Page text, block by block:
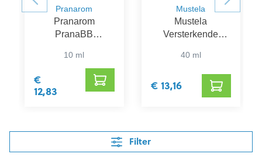
Pranarom
Pranarom
PranaBB
10 ml
€
12,83
Mustela
Mustela
Versterkende
40 ml
€ 13,16
Filter